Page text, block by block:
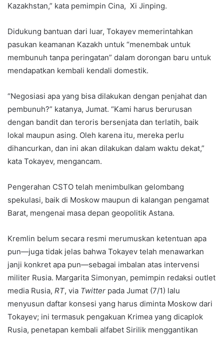
Kazakhstan,” kata pemimpin Cina, Xi Jinping.
Didukung bantuan dari luar, Tokayev memerintahkan
pasukan keamanan Kazakh untuk “menembak untuk
membunuh tanpa peringatan” dalam dorongan baru untuk
mendapatkan kembali kendali domestik.
“Negosiasi apa yang bisa dilakukan dengan penjahat dan
pembunuh?” katanya, Jumat. “Kami harus berurusan
dengan bandit dan teroris bersenjata dan terlatih, baik
lokal maupun asing. Oleh karena itu, mereka perlu
dihancurkan, dan ini akan dilakukan dalam waktu dekat,”
kata Tokayev, mengancam.
Pengerahan CSTO telah menimbulkan gelombang
spekulasi, baik di Moskow maupun di kalangan pengamat
Barat, mengenai masa depan geopolitik Astana.
Kremlin belum secara resmi merumuskan ketentuan apa
pun—juga tidak jelas bahwa Tokayev telah menawarkan
janji konkret apa pun—sebagai imbalan atas intervensi
militer Rusia. Margarita Simonyan, pemimpin redaksi outlet
media Rusia, RT, via Twitter pada Jumat (7/1) lalu
menyusun daftar konsesi yang harus diminta Moskow dari
Tokayev; ini termasuk pengakuan Krimea yang dicaplok
Rusia, penetapan kembali alfabet Sirilik menggantikan